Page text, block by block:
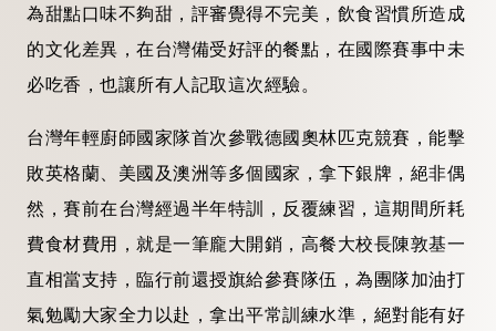
為甜點口味不夠甜，評審覺得不完美，飲食習慣所造成
的文化差異，在台灣備受好評的餐點，在國際賽事中未
必吃香，也讓所有人記取這次經驗。
台灣年輕廚師國家隊首次參戰德國奧林匹克競賽，能擊
敗英格蘭、美國及澳洲等多個國家，拿下銀牌，絕非偶
然，賽前在台灣經過半年特訓，反覆練習，這期間所耗
費食材費用，就是一筆龐大開銷，高餐大校長陳敦基一
直相當支持，臨行前還授旗給參賽隊伍，為團隊加油打
氣勉勵大家全力以赴，拿出平常訓練水準，絕對能有好